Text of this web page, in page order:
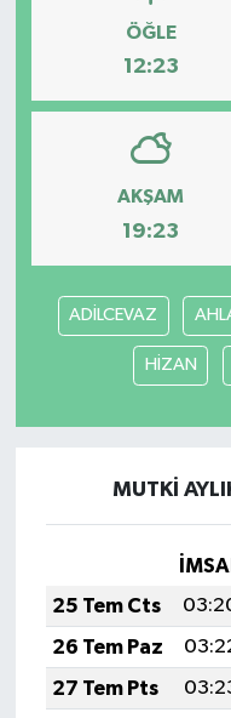
ÖĞLE
12:23
AKŞAM
19:23
ADİLCEVAZ
HİZAN
MUTKİ
25 Tem Cts
26 Tem Paz
27 Tem Pts